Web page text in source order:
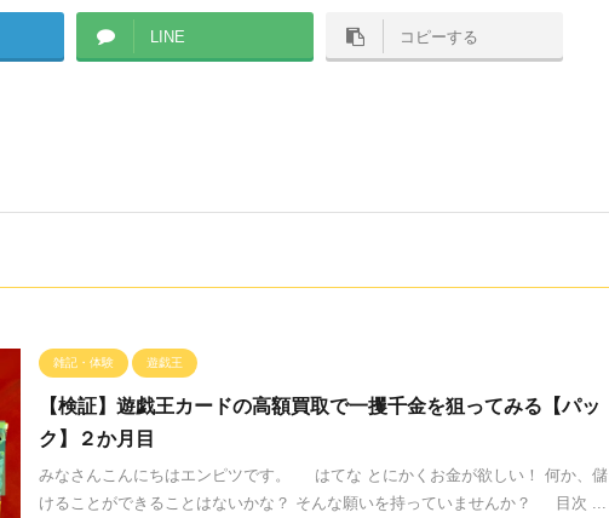
LINE コピーする
雑記・体験 遊戯王
【検証】遊戯王カードの高額買取で一攫千金を狙ってみる【パッ
ク】２か月目
みなさんこんにちはエンピツです。 はてな とにかくお金が欲しい！ 何か、儲
けることができることはないかな？ そんな願いを持っていませんか？ 目次 ...